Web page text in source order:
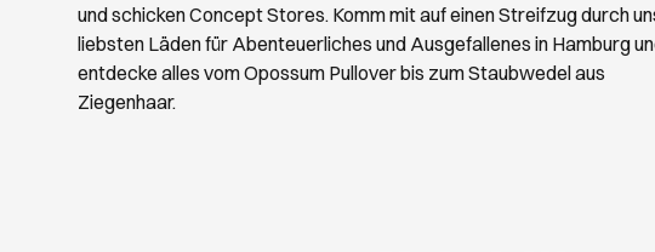
und schicken Concept Stores. Komm mit auf einen Streifzug durch
liebsten Läden für Abenteuerliches und Ausgefallenes in Hamburg
entdecke alles vom Opossum Pullover bis zum Staubwedel aus
Ziegenhaar.